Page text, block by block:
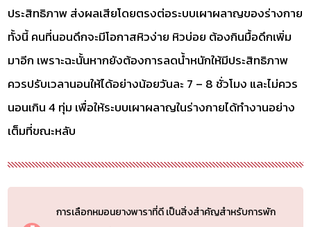
ประสิทธิภาพ ส่งผลเสียโดยตรงต่อระบบเผาผลาญของร่างกาย
ทั้งนี้ คนที่นอนดึกจะมีโอกาสหิวง่าย หิวบ่อย ต้องกินมื้อดึกเพิ่ม
มาอีก เพราะฉะนั้นหากยังต้องการลดน้ำหนักให้มีประสิทธิภาพ
ควรปรับเวลานอนให้ได้อย่างน้อยวันละ 7 – 8 ชั่วโมง และไม่ควร
นอนเกิน 4 ทุ่ม เพื่อให้ระบบเผาผลาญในร่างกายได้ทำงานอย่าง
เต็มที่ขณะหลับ
การเลือกหมอนยางพาราที่ดี เป็นสิ่งสำคัญสำหรับการพัก